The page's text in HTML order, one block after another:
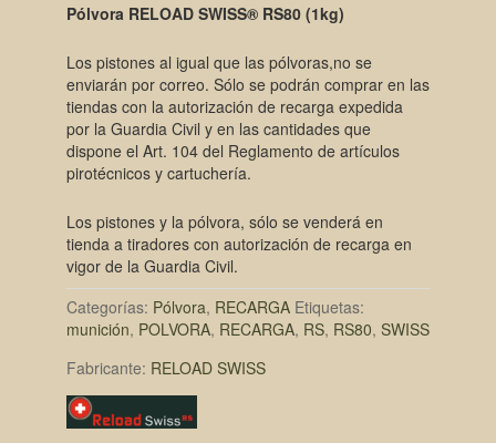
Pólvora RELOAD SWISS® RS80 (1kg)
Los pistones al igual que las pólvoras,no se
enviarán por correo. Sólo se podrán comprar en las
tiendas con la autorización de recarga expedida
por la Guardia Civil y en las cantidades que
dispone el Art. 104 del Reglamento de artículos
pirotécnicos y cartuchería.
Los pistones y la pólvora, sólo se venderá en
tienda a tiradores con autorización de recarga en
vigor de la Guardia Civil.
Categorías: Pólvora, RECARGA Etiquetas:
munición, POLVORA, RECARGA, RS, RS80, SWISS
Fabricante: RELOAD SWISS